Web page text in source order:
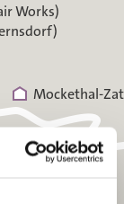
Mockethal-
Königstein
Works)